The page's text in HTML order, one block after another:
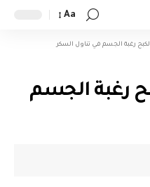
Aa
رغبة الجسم